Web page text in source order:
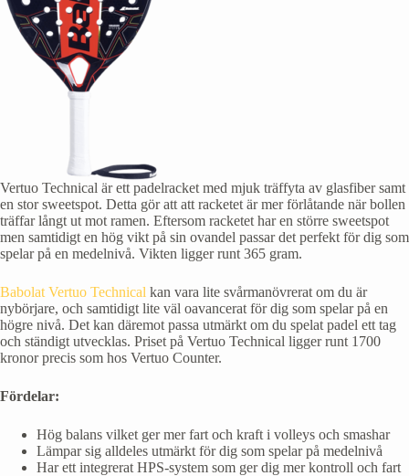
Vertuo Technical är ett padelracket med mjuk träffyta av glasfiber samt
en stor sweetspot. Detta gör att att racketet är mer förlåtande när bollen
träffar långt ut mot ramen. Eftersom racketet har en större sweetspot
men samtidigt en hög vikt på sin ovandel passar det perfekt för dig som
spelar på en medelnivå. Vikten ligger runt 365 gram.
Babolat Vertuo Technical kan vara lite svårmanövrerat om du är
nybörjare, och samtidigt lite väl oavancerat för dig som spelar på en
högre nivå. Det kan däremot passa utmärkt om du spelat padel ett tag
och ständigt utvecklas. Priset på Vertuo Technical ligger runt 1700
kronor precis som hos Vertuo Counter.
Fördelar:
Hög balans vilket ger mer fart och kraft i volleys och smashar
Lämpar sig alldeles utmärkt för dig som spelar på medelnivå
Har ett integrerat HPS-system som ger dig mer kontroll och fart